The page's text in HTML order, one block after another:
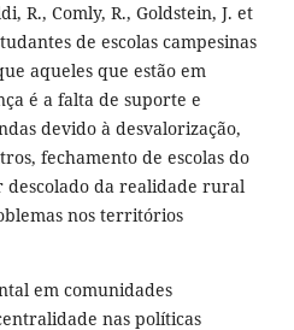
R., Comly, R., Goldstein, J. et
de escolas campesinas
aqueles que estão em
é a falta de suporte e
devido à desvalorização,
fechamento de escolas do
descolado da realidade rural
nos territórios
em comunidades
nas políticas